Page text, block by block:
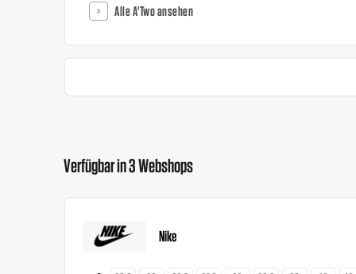
Alle A'Two ansehen
Verfügbar in 3 Webshops
Nike